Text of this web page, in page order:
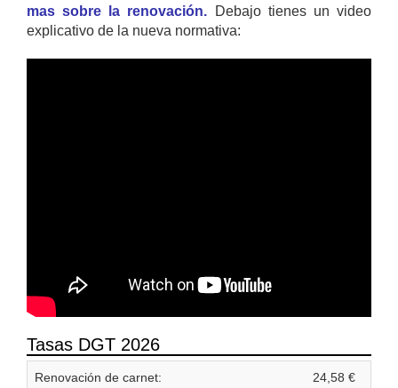
mas sobre la renovación. Debajo tienes un video
explicativo de la nueva normativa:
Tasas DGT 2026
Renovación de carnet: 24,58 €